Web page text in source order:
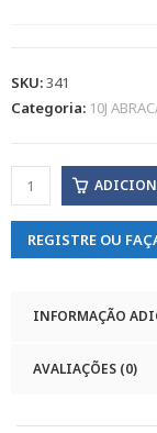
SKU:341
Categoria: 10J
REGISTRE OU
INFORMAÇÃO
AVALIAÇÕES (0)